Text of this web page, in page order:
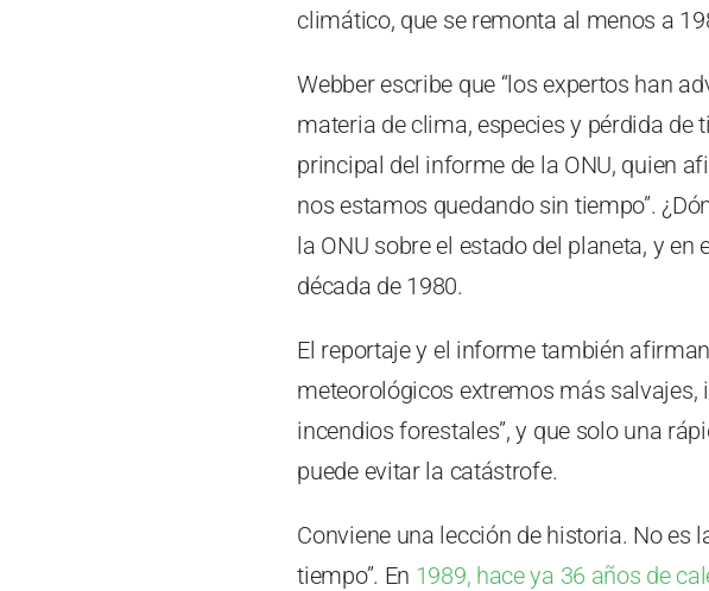
climático, que se remonta al menos a
Webber escribe que “los expertos han
materia de clima, especies y pérdida de
principal del informe de la ONU, quien
nos estamos quedando sin tiempo”.
la ONU sobre el estado del planeta, y
década de 1980.
El reportaje y el informe también
meteorológicos extremos más
incendios forestales”, y que solo una
puede evitar la catástrofe.
Conviene una lección de historia. No es
tiempo”. En 1989, hace ya 36 años de